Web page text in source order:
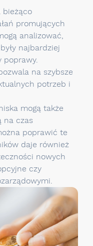
bieżąco
promujących
analizować,
najbardziej
poprawy.
na szybsze
potrzeb i
mogą także
na czas
poprawić te
daje również
nowych
czy